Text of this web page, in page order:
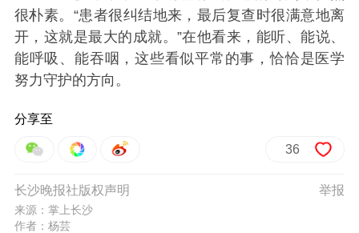
很朴素。“患者很纠结地来，最后复查时很满意地离
开，这就是最大的成就。”在他看来，能听、能说、
能呼吸、能吞咽，这些看似平常的事，恰恰是医学
努力守护的方向。
分享至
36
举报
长沙晚报社版权声明
来源：掌上长沙
作者：杨芸